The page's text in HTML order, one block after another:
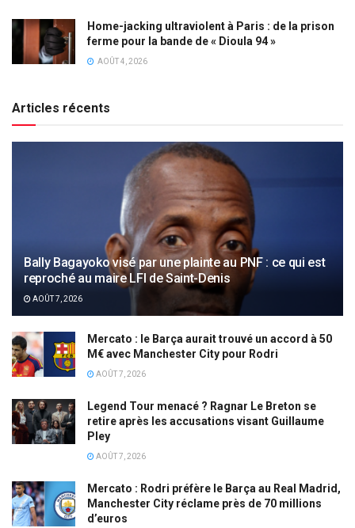
Home-jacking ultraviolent à Paris : de la prison
ferme pour la bande de « Dioula 94 »
AOÛT 4, 2026
Articles récents
Bally Bagayoko visé par une plainte au PNF : ce qui est
reproché au maire LFI de Saint-Denis
AOÛT 7, 2026
Mercato : le Barça aurait trouvé un accord à 50
M€ avec Manchester City pour Rodri
AOÛT 7, 2026
Legend Tour menacé ? Ragnar Le Breton se
retire après les accusations visant Guillaume
Pley
AOÛT 7, 2026
Mercato : Rodri préfère le Barça au Real Madrid,
Manchester City réclame près de 70 millions
d’euros